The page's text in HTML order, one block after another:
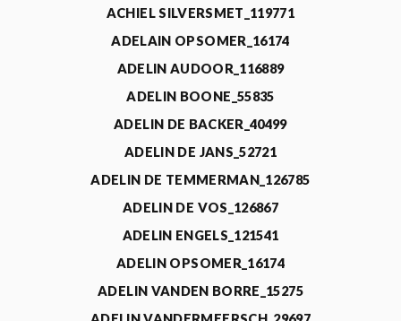
ACHIEL SILVERSMET_119771
ADELAIN OPSOMER_16174
ADELIN AUDOOR_116889
ADELIN BOONE_55835
ADELIN DE BACKER_40499
ADELIN DE JANS_52721
ADELIN DE TEMMERMAN_126785
ADELIN DE VOS_126867
ADELIN ENGELS_121541
ADELIN OPSOMER_16174
ADELIN VANDEN BORRE_15275